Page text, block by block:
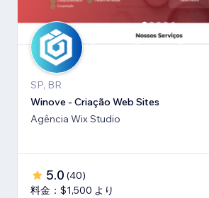
SP, BR
Winove - Criação Web Sites
Agência Wix Studio
5.0 (40)
料金：$1,500 より